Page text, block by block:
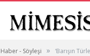
Haber - Söyleşi » ‘Barışın